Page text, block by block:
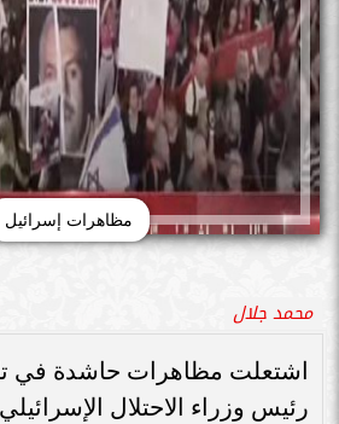
مظاهرات إسرائيل
محمد جلال
اشتعلت مظاهرات حاشدة في
رئيس وزراء الاحتلال الإسرائيلي